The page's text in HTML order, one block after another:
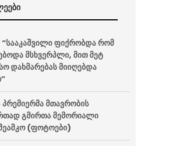
“სააკაშვილი ფიქრობდა რომ
მსხვერპლი, მით მეტ
დახმარებას მიიღებდა
პრემიერმა მთავრობის
გმირთა მემორიალი
(ფოტოები)